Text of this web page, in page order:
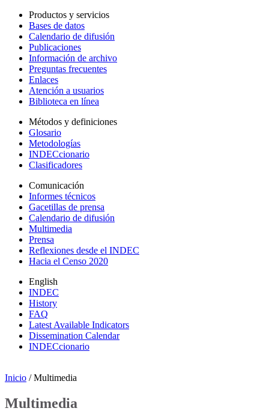
Productos y servicios
Bases de datos
Calendario de difusión
Publicaciones
Información de archivo
Preguntas frecuentes
Enlaces
Atención a usuarios
Biblioteca en línea
Métodos y definiciones
Glosario
Metodologías
INDECcionario
Clasificadores
Comunicación
Informes técnicos
Gacetillas de prensa
Calendario de difusión
Multimedia
Prensa
Reflexiones desde el INDEC
Hacia el Censo 2020
English
INDEC
History
FAQ
Latest Available Indicators
Dissemination Calendar
INDECcionario
Inicio / Multimedia
Multimedia